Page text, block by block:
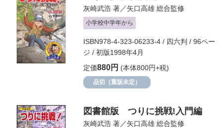
灰崎武浩 著／矢口高雄 総合監修
小学校中学年から
ISBN978-4-323-06233-4 / 四六判 / 96ペー
ジ / 初版1998年4月
定価880円 (本体800円+税)
品切（重版未定）
図書館版 つりに挑戦!入門編
灰崎武浩 著／矢口高雄 総合監修